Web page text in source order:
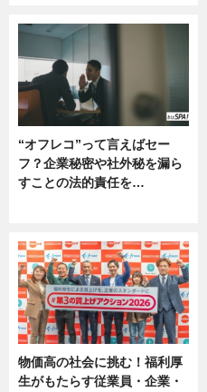
“オフレコ”って言えばセー
フ？企業秘密や社外秘を漏ら
すことの法的責任を…
物価高の社会に挑む！福利厚
生がもたらす従業員・企業・